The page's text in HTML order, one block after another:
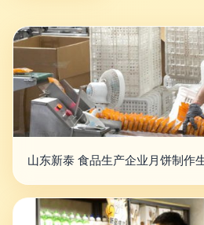
山东新泰 食品生产企业月饼制作